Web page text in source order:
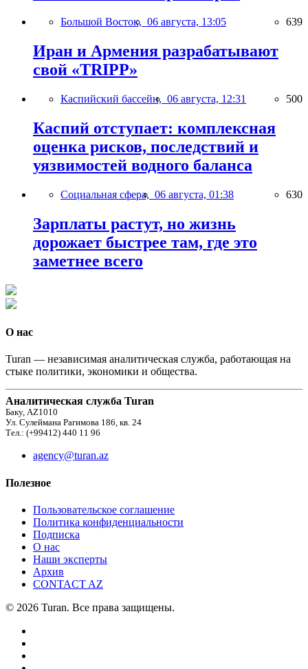
Большой Восток, 06 августа, 13:05 639
Иран и Армения разрабатывают
свой «TRIPP»
Каспийский бассейн, 06 августа, 12:31 500
Каспий отступает: комплексная
оценка рисков, последствий и
уязвимостей водного баланса
Социальная сфера, 06 августа, 01:38 630
Зарплаты растут, но жизнь
дорожает быстрее там, где это
заметнее всего
О нас
Turan — независимая аналитическая служба, работающая на
стыке политики, экономики и общества.
Аналитическая служба Turan
Баку, AZ1010
Ул. Сулеймана Рагимова 186, кв. 24
Тел.: (+99412) 440 11 96
agency@turan.az
Полезное
Пользовательское соглашение
Политика конфиденциальности
Подписка
О нас
Наши эксперты
Архив
CONTACT AZ
© 2026 Turan. Все права защищены.